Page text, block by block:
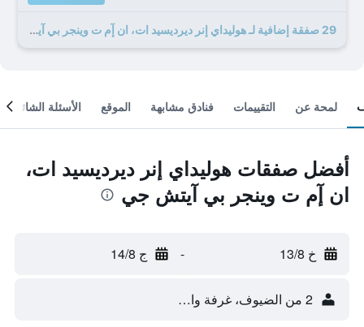
29 صفقة إضافية لـ هوليداي إنر ديرديسيد ات، ان إٓم ت وينجر بي آيتش جي
لمحة عن التقييمات فنادق مشابهة الموقع الأسئلة الشائعة
أفضل صفقات هوليداي إنر ديرديسيد ات،
ان إٓم ت وينجر بي آيتش جي
خ 13/8 - ج 14/8
2 من الضيوف، غرفة واحدة